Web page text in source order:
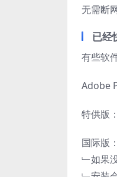
无需断
已经
有些软
Adobe
特供版
国际版
﹂如果